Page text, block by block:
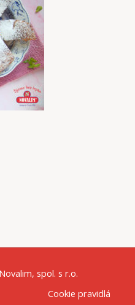
spol. s r.o.
Cookie pravidlá